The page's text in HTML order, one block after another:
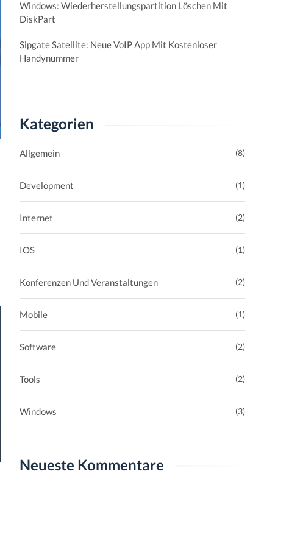
Windows: Wiederherstellungspartition Löschen Mit
DiskPart
Sipgate Satellite: Neue VoIP App Mit Kostenloser
Handynummer
Kategorien
Allgemein (8)
Development (1)
Internet (2)
IOS (1)
Konferenzen Und Veranstaltungen (2)
Mobile (1)
Software (2)
Tools (2)
Windows (3)
Neueste Kommentare